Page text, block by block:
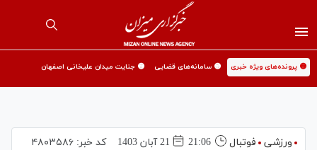
🟡 پرونده‌های ویژه خبری 🟡 سامانه‌های قضایی 🟡 جنایت میدان علیخانی اصفهان
ورزشی فوتبال 21:06 21 آبان 1403 کد خبر: ۴۸۰۳۵۸۶